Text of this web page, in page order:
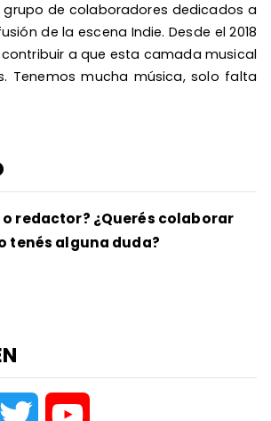
grupo de colaboradores dedicados a
de la escena Indie. Desde el 2018
a que esta camada musical
Tenemos mucha música, solo falta
redactor? ¿Querés colaborar
tenés alguna duda?